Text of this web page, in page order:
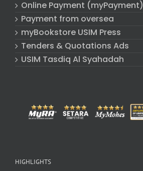
Online Payment (myPayment)
Payment from oversea
myBookstore USIM Press
Tenders & Quotations Ads
USIM Tasdiq Al Syahadah
HIGHLIGHTS